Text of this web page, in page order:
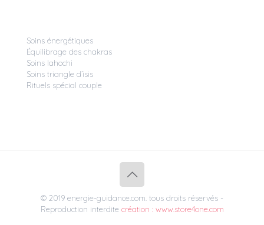
Soins énergétiques
Équilibrage des chakras
Soins lahochi
Soins triangle d’isis
Rituels spécial couple
© 2019 energie-guidance.com. tous droits réservés -
Reproduction interdite création : www.store4one.com